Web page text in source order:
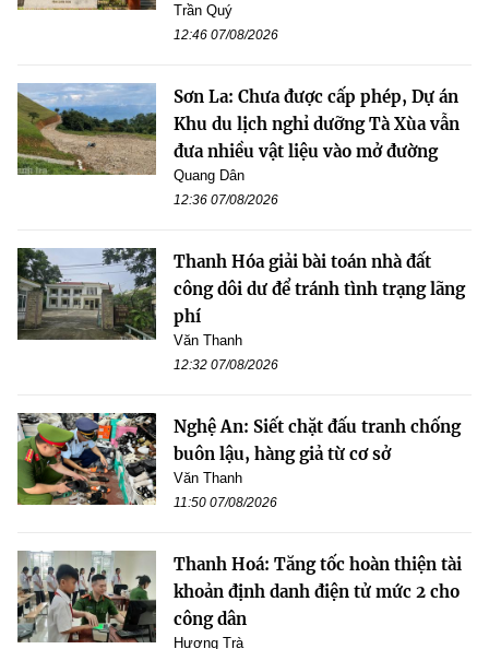
Trần Quý
12:46 07/08/2026
Sơn La: Chưa được cấp phép, Dự án
Khu du lịch nghỉ dưỡng Tà Xùa vẫn
đưa nhiều vật liệu vào mở đường
Quang Dân
12:36 07/08/2026
Thanh Hóa giải bài toán nhà đất
công dôi dư để tránh tình trạng lãng
phí
Văn Thanh
12:32 07/08/2026
Nghệ An: Siết chặt đấu tranh chống
buôn lậu, hàng giả từ cơ sở
Văn Thanh
11:50 07/08/2026
Thanh Hoá: Tăng tốc hoàn thiện tài
khoản định danh điện tử mức 2 cho
công dân
Hương Trà